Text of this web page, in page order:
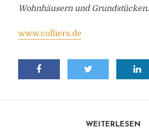
Wohnhäusern und Grundstücken.
www.colliers.de
WEITERLESEN